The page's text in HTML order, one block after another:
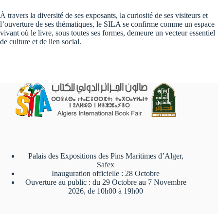
À travers la diversité de ses exposants, la curiosité de ses visiteurs et
l’ouverture de ses thématiques, le SILA se confirme comme un espace
vivant où le livre, sous toutes ses formes, demeure un vecteur essentiel
de culture et de lien social.
Palais des Expositions des Pins Maritimes d’Alger,
Safex
Inauguration officielle : 28 Octobre
Ouverture au public : du 29 Octobre au 7 Novembre
2026, de 10h00 à 19h00